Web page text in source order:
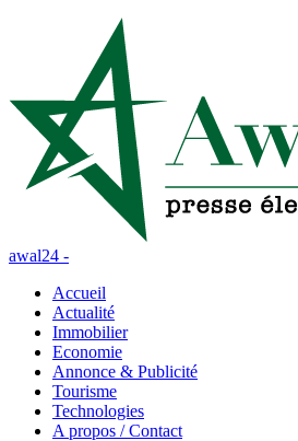
awal24 -
Accueil
Actualité
Immobilier
Economie
Annonce & Publicité
Tourisme
Technologies
A propos / Contact